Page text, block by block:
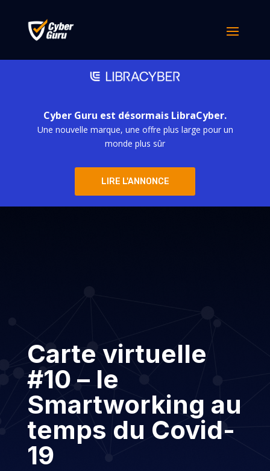
Cyber Guru est désormais LibraCyber.
Une nouvelle marque, une offre plus large pour un
monde plus sûr
LIRE L'ANNONCE
Carte virtuelle
#10 – le
Smartworking au
temps du Covid-
19